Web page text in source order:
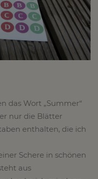
das Wort „Summer“
nur die Blätter
enthalten, die ich
Schere in schönen
aus